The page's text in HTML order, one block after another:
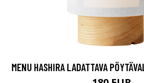
MENU HASHIRA LADATTAVA